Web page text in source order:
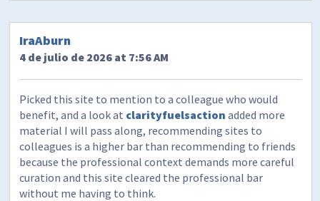
IraAburn
4 de julio de 2026 at 7:56 AM
Picked this site to mention to a colleague who would
benefit, and a look at clarityfuelsaction added more
material I will pass along, recommending sites to
colleagues is a higher bar than recommending to friends
because the professional context demands more careful
curation and this site cleared the professional bar
without me having to think.